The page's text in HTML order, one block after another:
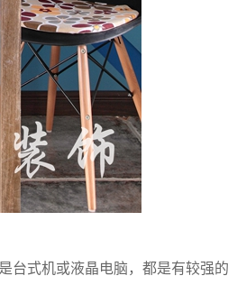
台式机或液晶电脑，都是有较强